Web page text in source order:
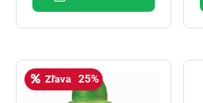
Zľava 25%